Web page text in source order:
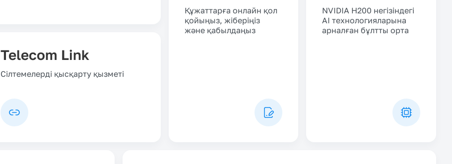
Telecom Link
Сілтемелерді қысқарту қызметі
Құжаттарға онлайн қол
қойыңыз, жіберіңіз
және қабылдаңыз
NVIDIA H200 негізіндегі
AI технологияларына
арналған бұлтты орта